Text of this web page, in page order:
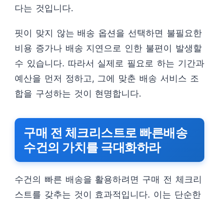
다는 것입니다.
핏이 맞지 않는 배송 옵션을 선택하면 불필요한
비용 증가나 배송 지연으로 인한 불편이 발생할
수 있습니다. 따라서 실제로 필요로 하는 기간과
예산을 먼저 정하고, 그에 맞춘 배송 서비스 조
합을 구성하는 것이 현명합니다.
구매 전 체크리스트로 빠른배송
수건의 가치를 극대화하라
수건의 빠른 배송을 활용하려면 구매 전 체크리
스트를 갖추는 것이 효과적입니다. 이는 단순한